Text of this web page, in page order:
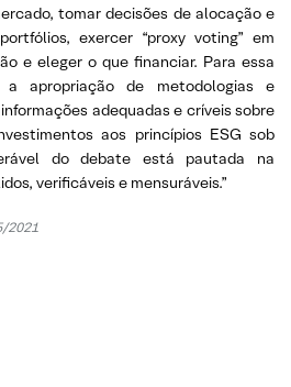
tomar decisões de alocação e
exercer “proxy voting” em
e eleger o que financiar. Para essa
a apropriação de metodologias e
adequadas e críveis sobre
aos princípios ESG sob
do debate está pautada na
verificáveis e mensuráveis.”
2021